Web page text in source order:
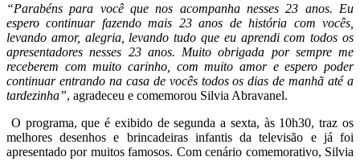
“Parabéns para você que nos acompanha nesses 23 anos. Eu
espero continuar fazendo mais 23 anos de história com vocês,
levando amor, alegria, levando tudo que eu aprendi com todos os
apresentadores nesses 23 anos. Muito obrigada por sempre me
receberem com muito carinho, com muito amor e espero poder
continuar entrando na casa de vocês todos os dias de manhã até a
tardezinha”, agradeceu e comemorou Silvia Abravanel.
O programa, que é exibido de segunda a sexta, às 10h30, traz os
melhores desenhos e brincadeiras infantis da televisão e já foi
apresentado por muitos famosos. Com cenário comemorativo, Silvia